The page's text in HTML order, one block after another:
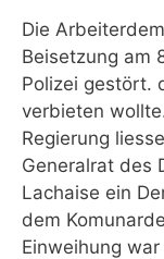
Die
Beisetzung am
Polizei gestört.
verbieten
Regierung
Generalrat des
Lachaise ein
dem
Einweihung